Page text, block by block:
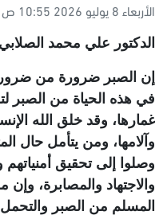
الأربعاء 8 يوليو 2026 10:55 ص
الدكتور علي محمد الصلابي
إن الصبر ضرورة من
في هذه الحياة من
غمارها، وقد خلق الله
وآلامها، ومن يتأمل حال
وصلوا إلى تحقيق أمنياتهم
والاجتهاد والمصابرة، وإن
المسلم من الصبر